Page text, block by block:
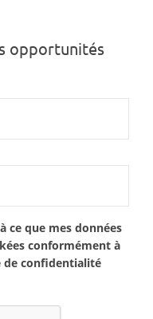
opportunités
ce que mes données
conformément à
de confidentialité